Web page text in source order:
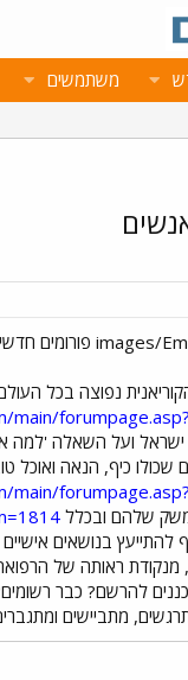
משתמשים
נפוצה בכל
ישראל ועל השאלה 'למה
שכולו כיף, הנאה ואוכל
שלהם ובכלל
להתייעץ בנושאים
מנקודת ראותה של
להרשם? כבר
מתביישים